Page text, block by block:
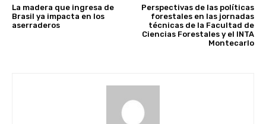
La madera que ingresa de
Brasil ya impacta en los
aserraderos
Perspectivas de las políticas
forestales en las jornadas
técnicas de la Facultad de
Ciencias Forestales y el INTA
Montecarlo